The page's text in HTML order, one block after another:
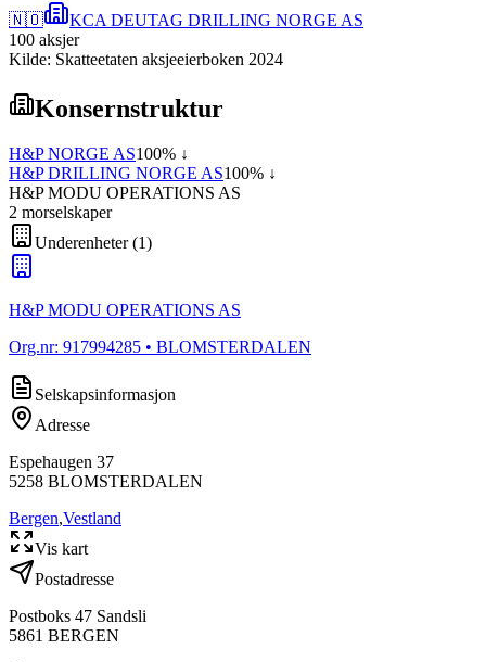
🇳🇴
KCA DEUTAG DRILLING NORGE AS
100 aksjer
Kilde: Skatteetaten aksjeeierboken 2024
Konsernstruktur
H&P NORGE AS100% ↓
H&P DRILLING NORGE AS100% ↓
H&P MODU OPERATIONS AS
2 morselskaper
Underenheter(1)
H&P MODU OPERATIONS AS
Org.nr: 917994285 • BLOMSTERDALEN
Selskapsinformasjon
Adresse
Espehaugen 37
5258 BLOMSTERDALEN
Bergen,Vestland
Vis kart
Postadresse
Postboks 47 Sandsli
5861 BERGEN